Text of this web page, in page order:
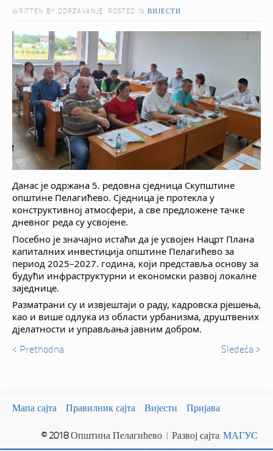
WRITTEN BY ODRZAVANJE. POSTED IN ВИЈЕСТИ
Данас је одржана 5. редовна сједница Скупштине
општине Пелагићево. Сједница је протекла у
конструктивној атмосфери, а све предложене тачке
дневног реда су усвојене.
Посебно је значајно истаћи да је усвојен Нацрт Плана
капиталних инвестиција општине Пелагићево за
период 2025–2027. година, који представља основу за
будући инфраструктурни и економски развој локалне
заједнице.
Разматрани су и извјештаји о раду, кадровска рјешења,
као и више одлука из области урбанизма, друштвених
дјелатности и управљања јавним добром.
< Prethodna Sledeća >
Мапа сајта Правилник сајта Вијести Пријава
© 2018Општина Пелагићево | Развој сајта: МАГУС